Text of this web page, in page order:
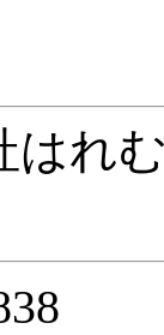
れ